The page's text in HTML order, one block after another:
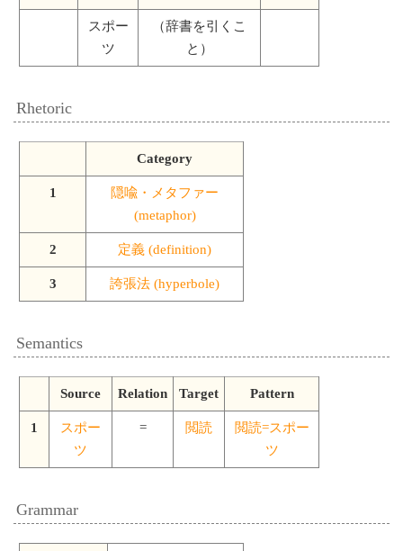
スポー
ツ
（辞書を引くこ
と）
Rhetoric
Category
1
隠喩・メタファー
(metaphor)
2 定義 (definition)
3 誇張法 (hyperbole)
Semantics
Source Relation Target Pattern
1
スポー
ツ
= 閲読
閲読=スポー
ツ
Grammar